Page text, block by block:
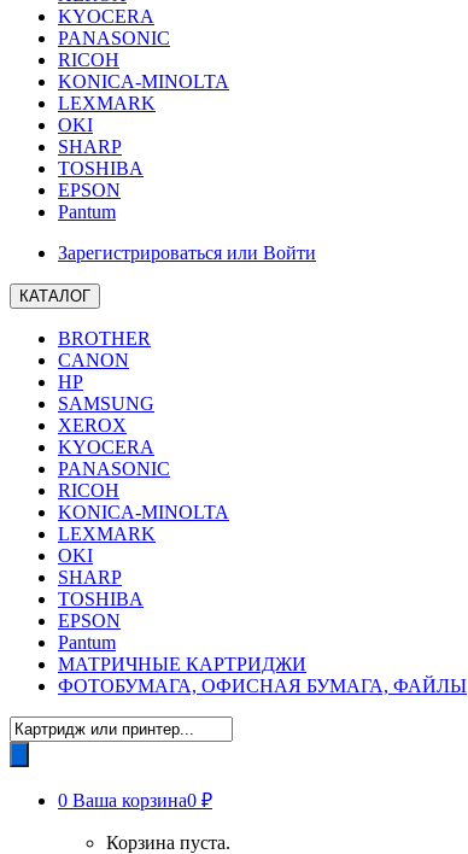
KYOCERA
PANASONIC
RICOH
KONICA-MINOLTA
LEXMARK
OKI
SHARP
TOSHIBA
EPSON
Pantum
Зарегистрироваться или Войти
КАТАЛОГ
BROTHER
CANON
HP
SAMSUNG
XEROX
KYOCERA
PANASONIC
RICOH
KONICA-MINOLTA
LEXMARK
OKI
SHARP
TOSHIBA
EPSON
Pantum
МАТРИЧНЫЕ КАРТРИДЖИ
ФОТОБУМАГА, ОФИСНАЯ БУМАГА, ФАЙЛЫ
Поиск
товаров
0 Ваша корзина0 ₽
Корзина пуста.